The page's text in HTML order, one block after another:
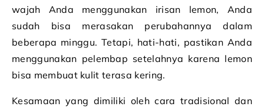
wajah Anda menggunakan irisan lemon, Anda
sudah bisa merasakan perubahannya dalam
beberapa minggu. Tetapi, hati-hati, pastikan Anda
menggunakan pelembap setelahnya karena lemon
bisa membuat kulit terasa kering.
Kesamaan yang dimiliki oleh cara tradisional dan